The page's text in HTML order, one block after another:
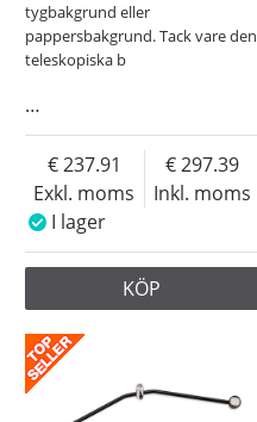
tygbakgrund eller
pappersbakgrund. Tack vare den
teleskopiska b
…
Exkl. moms
237.91
Inkl. moms
297.39
I lager
KÖP